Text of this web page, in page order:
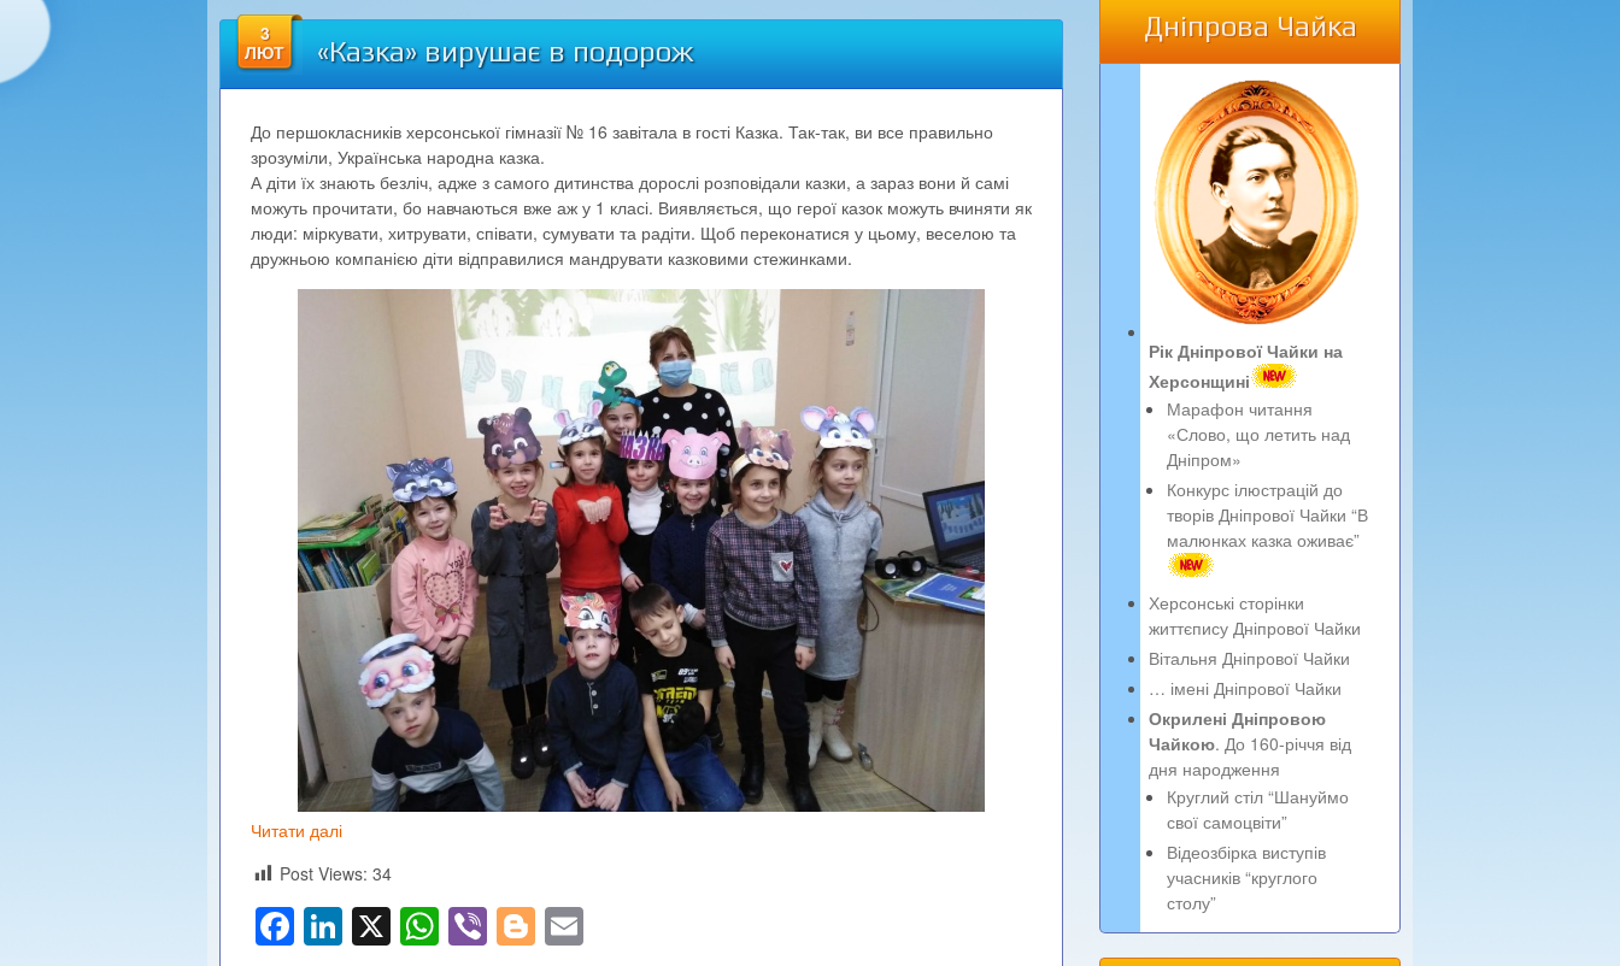
3
ЛЮТ
«Казка» вирушає в подорож
До першокласників херсонської гімназії № 16 завітала в гості Казка. Так-так, ви все правильно
зрозуміли, Українська народна казка.
А діти їх знають безліч, адже з самого дитинства дорослі розповідали казки, а зараз вони й самі
можуть прочитати, бо навчаються вже аж у 1 класі. Виявляється, що герої казок можуть вчиняти як
люди: міркувати, хитрувати, співати, сумувати та радіти. Щоб переконатися у цьому, веселою та
дружньою компанією діти відправилися мандрувати казковими стежинками.
Читати далі
Post Views: 34
Facebook
LinkedIn
X WhatsApp
ViberBlogger
Дніпрова Чайка
Рік Дніпрової Чайки на
Херсонщині
Марафон читання
«Слово, що летить над
Дніпром»
Конкурс ілюстрацій до
творів Дніпрової Чайки “В
малюнках казка оживає”
Херсонські сторінки
життєпису Дніпрової Чайки
Вітальня Дніпрової Чайки
… імені Дніпрової Чайки
Окрилені Дніпровою
Чайкою. До 160-річчя від
дня народження
Круглий стіл “Шануймо
свої самоцвіти”
Відеозбірка виступів
учасників “круглого
столу”